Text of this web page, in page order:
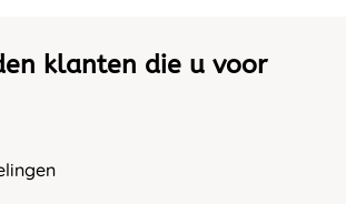
klanten die u voor